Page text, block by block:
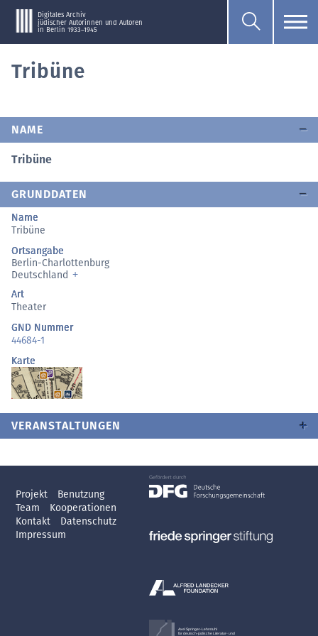
Digitales Archiv
jüdischer Autorinnen und Autoren
in Berlin 1933–1945
Tribüne
NAME
Tribüne
GRUNDDATEN
Name
Tribüne
Ortsangabe
Berlin-Charlottenburg
Deutschland
Art
Theater
GND Nummer
44684-1
Karte
VERANSTALTUNGEN
Projekt
Benutzung
Team
Kooperationen
Kontakt
Datenschutz
Impressum
Axel Springer-Lehrstuhl
für deutsch-jüdische Literatur- und